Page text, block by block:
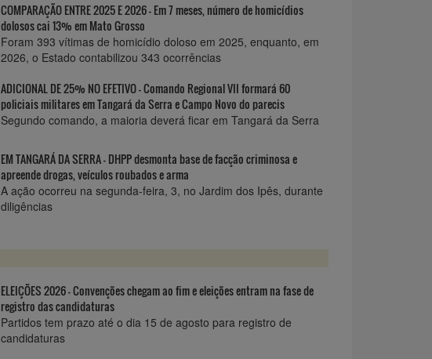
COMPARAÇÃO ENTRE 2025 E 2026 - Em 7 meses, número de homicídios
dolosos cai 13% em Mato Grosso
Foram 393 vítimas de homicídio doloso em 2025, enquanto, em
2026, o Estado contabilizou 343 ocorrências
ADICIONAL DE 25% NO EFETIVO - Comando Regional VII formará 60
policiais militares em Tangará da Serra e Campo Novo do parecis
Segundo comando, a maioria deverá ficar em Tangará da Serra
EM TANGARÁ DA SERRA - DHPP desmonta base de facção criminosa e
apreende drogas, veículos roubados e arma
A ação ocorreu na segunda-feira, 3, no Jardim dos Ipês, durante
diligências
ELEIÇÕES 2026 - Convenções chegam ao fim e eleições entram na fase de
registro das candidaturas
Partidos tem prazo até o dia 15 de agosto para registro de
candidaturas